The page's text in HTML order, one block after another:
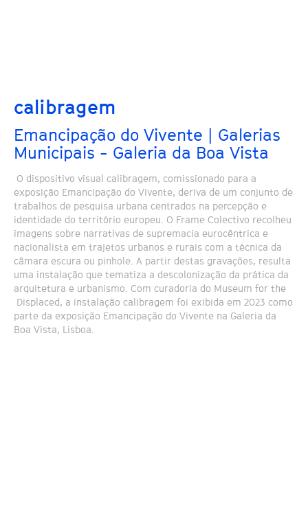
calibragem
Emancipação do Vivente | Galerias
Municipais - Galeria da Boa Vista
O dispositivo visual calibragem, comissionado para a
exposição Emancipação do Vivente, deriva de um conjunto de
trabalhos de pesquisa urbana centrados na percepção e
identidade do território europeu. O Frame Colectivo recolheu
imagens sobre narrativas de supremacia eurocêntrica e
nacionalista em trajetos urbanos e rurais com a técnica da
câmara escura ou pinhole. A partir destas gravações, resulta
uma instalação que tematiza a descolonização da prática da
arquitetura e urbanismo. Com curadoria do Museum for the
Displaced, a instalação calibragem foi exibida em 2023 como
parte da exposição Emancipação do Vivente na Galeria da
Boa Vista, Lisboa.